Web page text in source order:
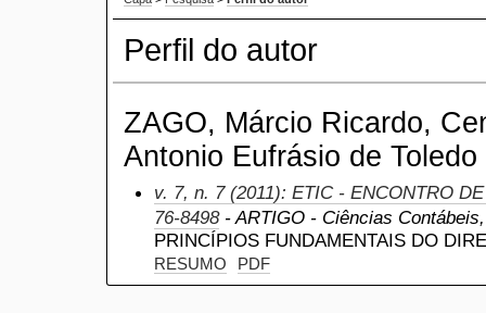
Perfil do autor
ZAGO, Márcio Ricardo,
Antonio Eufrásio de Toledo
v. 7, n. 7 (2011): ETIC - ENCONTRO
76-8498- ARTIGO - Ciências
PRINCÍPIOS FUNDAMENTAIS DO
RESUMO PDF